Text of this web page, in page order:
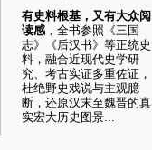
有史料根基，又有大众阅
读感 ，全书参照《三国
志》《后汉书》等正统史
料，融合近现代史学研
究、考古实证多重佐证，
杜绝野史戏说与主观臆
断，还原汉末至魏晋的真
实宏大历史图景...